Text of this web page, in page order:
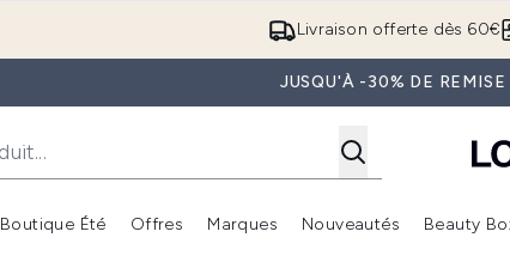
Livraison offerte dès 60€
JUSQU'À -30% DE
Boutique Été
Accédez au sous-menu (Boutique Été )
Offres
Accédez au sous-menu (Offres)
Marques Nouveautés Beauty